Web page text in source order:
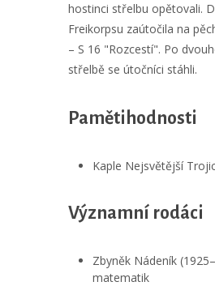
hostinci střelbu opětovali.
Freikorpsu zaútočila na
– S 16 "Rozcestí". Po
střelbě se útočníci stáhli.
Pamětihodnosti
Kaple Nejsvětější
Významní rodáci
Zbyněk Nádeník
matematik